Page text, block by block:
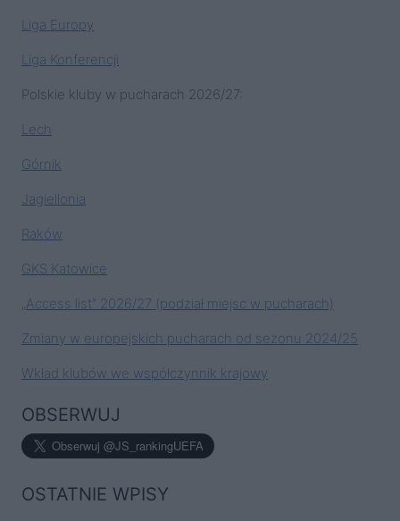
Liga Europy
Liga Konferencji
Polskie kluby w pucharach 2026/27:
Lech
Górnik
Jagiellonia
Raków
GKS Katowice
„Access list” 2026/27 (podział miejsc w pucharach)
Zmiany w europejskich pucharach od sezonu 2024/25
Wkład klubów we współczynnik krajowy
OBSERWUJ
OSTATNIE WPISY